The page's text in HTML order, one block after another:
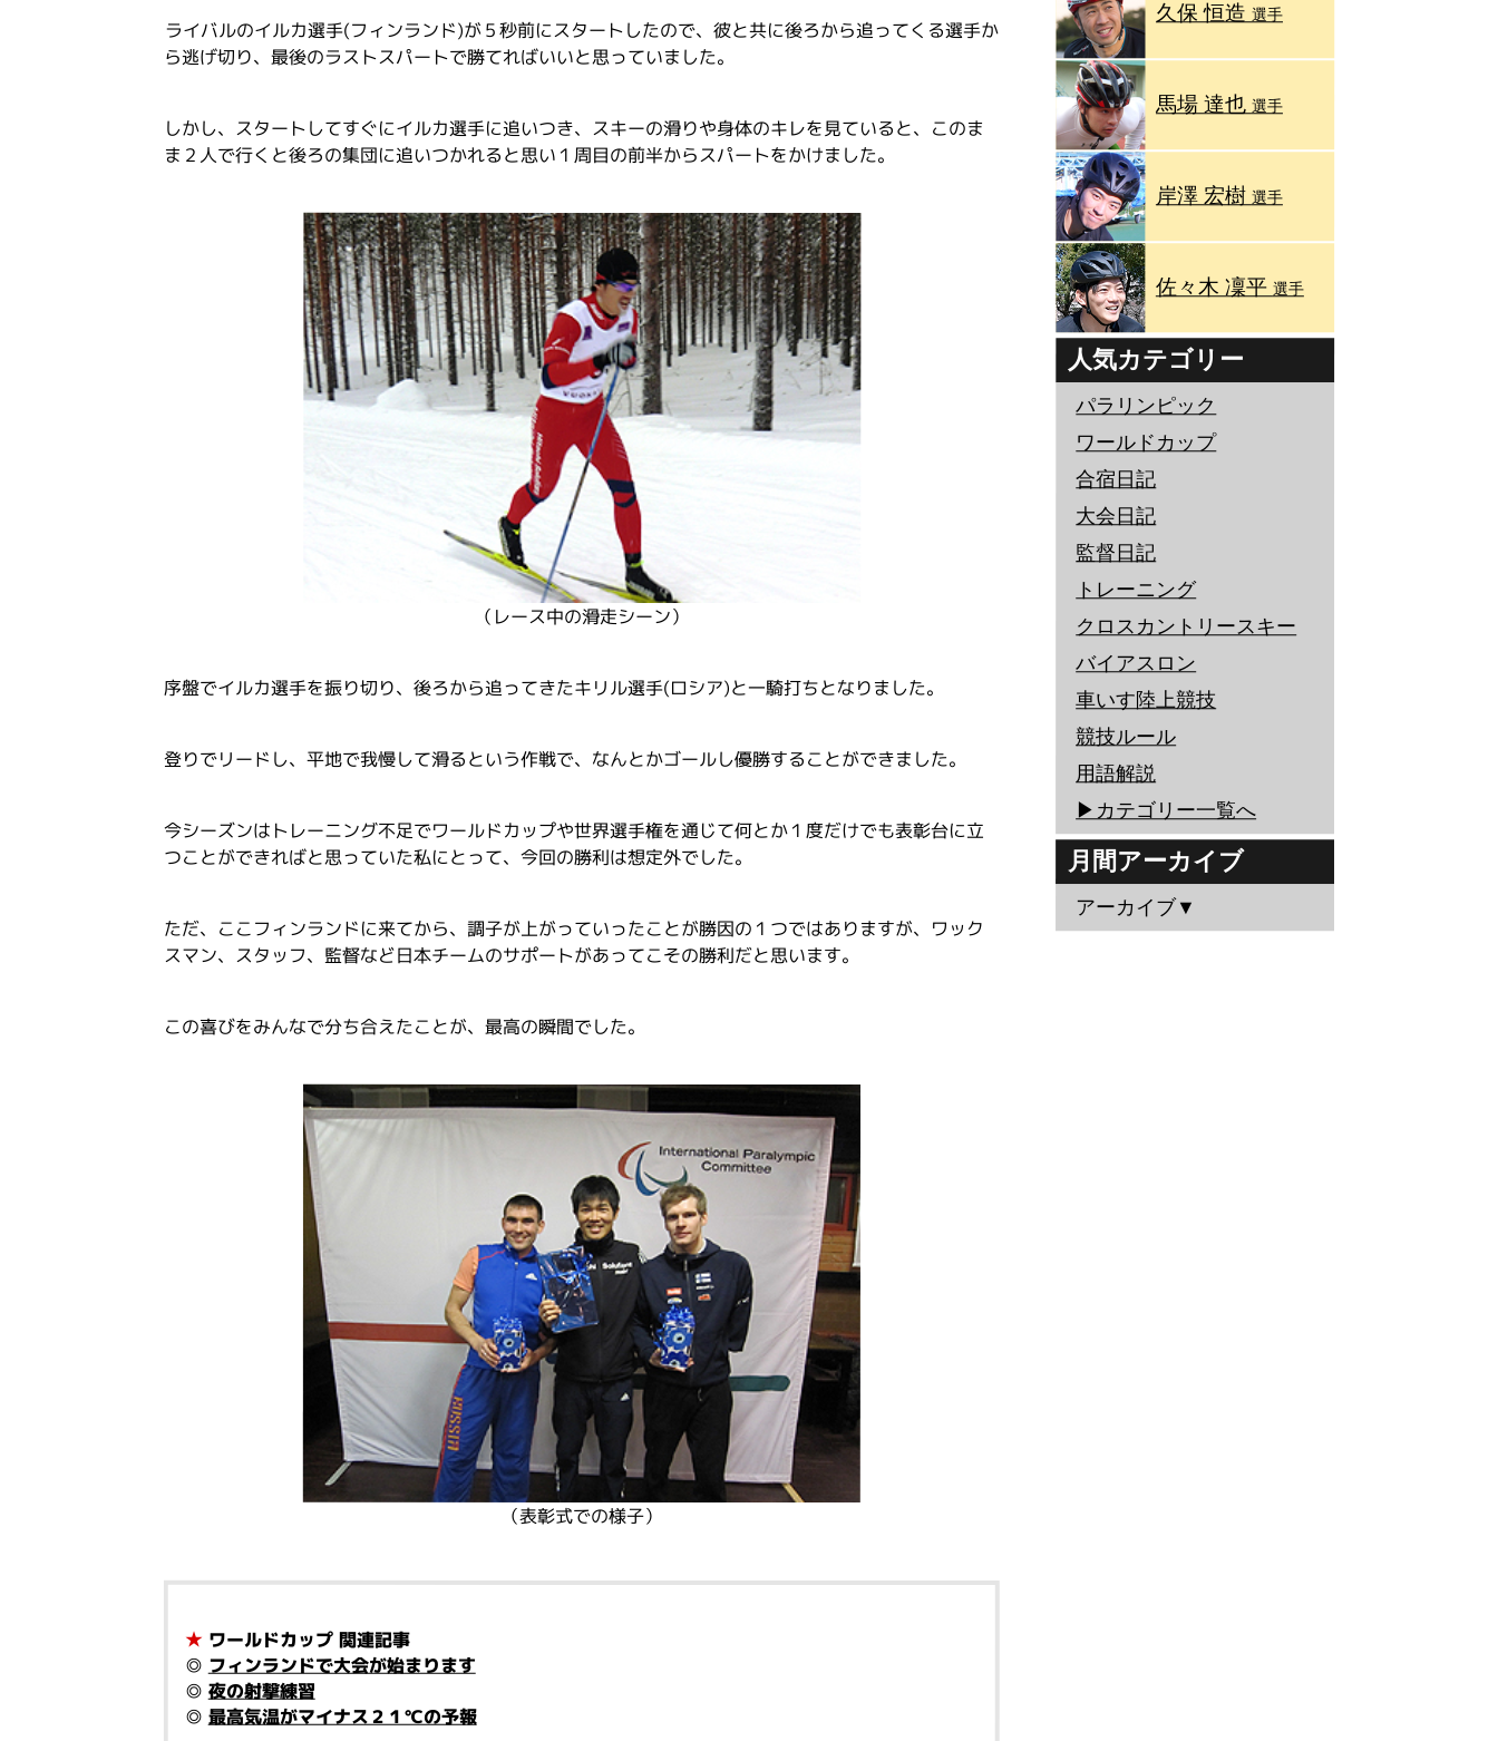
ライバルのイルカ選手(フィンランド)が５秒前にスタートしたので、彼と共に後ろから追ってくる選手か
ら逃げ切り、最後のラストスパートで勝てればいいと思っていました。
しかし、スタートしてすぐにイルカ選手に追いつき、スキーの滑りや身体のキレを見ていると、このま
ま２人で行くと後ろの集団に追いつかれると思い１周目の前半からスパートをかけました。
（レース中の滑走シーン）
序盤でイルカ選手を振り切り、後ろから追ってきたキリル選手(ロシア)と一騎打ちとなりました。
登りでリードし、平地で我慢して滑るという作戦で、なんとかゴールし優勝することができました。
今シーズンはトレーニング不足でワールドカップや世界選手権を通じて何とか１度だけでも表彰台に立
つことができればと思っていた私にとって、今回の勝利は想定外でした。
ただ、ここフィンランドに来てから、調子が上がっていったことが勝因の１つではありますが、ワック
スマン、スタッフ、監督など日本チームのサポートがあってこその勝利だと思います。
この喜びをみんなで分ち合えたことが、最高の瞬間でした。
（表彰式での様子）
★ ワールドカップ 関連記事
◎ フィンランドで大会が始まります
◎ 夜の射撃練習
◎ 最高気温がマイナス２１℃の予報
久保 恒造選手
馬場 達也 選手
岸澤 宏樹 選手
佐々木 凜平 選手
人気カテゴリー
パラリンピック
ワールドカップ
合宿日記
大会日記
監督日記
トレーニング
クロスカントリースキー
バイアスロン
車いす陸上競技
競技ルール
用語解説
▶︎カテゴリー一覧へ
月間アーカイブ
アーカイブ▼